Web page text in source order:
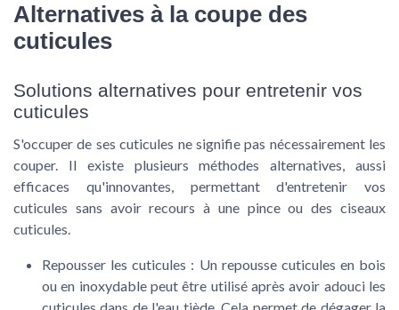
Alternatives à la coupe des
cuticules
Solutions alternatives pour entretenir vos
cuticules
S'occuper de ses cuticules ne signifie pas nécessairement les
couper. Il existe plusieurs méthodes alternatives, aussi
efficaces qu'innovantes, permettant d'entretenir vos
cuticules sans avoir recours à une pince ou des ciseaux
cuticules.
Repousser les cuticules : Un repousse cuticules en bois
ou en inoxydable peut être utilisé après avoir adouci les